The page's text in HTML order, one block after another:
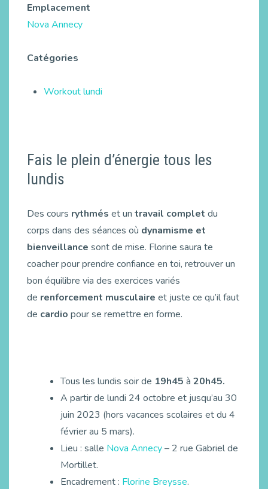
Emplacement
Nova Annecy
Catégories
Workout lundi
Fais le plein d’énergie tous les
lundis
Des cours rythmés et un travail complet du
corps dans des séances où dynamisme et
bienveillance sont de mise. Florine saura te
coacher pour prendre confiance en toi, retrouver un
bon équilibre via des exercices variés
de renforcement musculaire et juste ce qu’il faut
de cardio pour se remettre en forme.
Tous les lundis soir de 19h45 à 20h45.
A partir de lundi 24 octobre et jusqu’au 30
juin 2023 (hors vacances scolaires et du 4
février au 5 mars).
Lieu : salle Nova Annecy– 2 rue Gabriel de
Mortillet.
Encadrement : Florine Breysse.